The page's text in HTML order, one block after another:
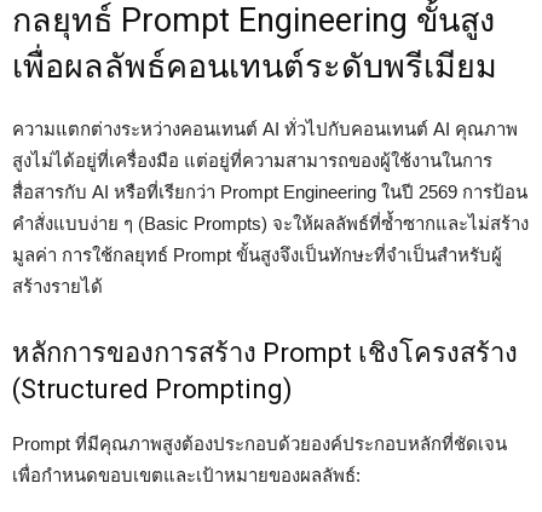
กลยุทธ์ Prompt Engineering ขั้นสูง
เพื่อผลลัพธ์คอนเทนต์ระดับพรีเมียม
ความแตกต่างระหว่างคอนเทนต์ AI ทั่วไปกับคอนเทนต์ AI คุณภาพ
สูงไม่ได้อยู่ที่เครื่องมือ แต่อยู่ที่ความสามารถของผู้ใช้งานในการ
สื่อสารกับ AI หรือที่เรียกว่า Prompt Engineering ในปี 2569 การป้อน
คำสั่งแบบง่าย ๆ (Basic Prompts) จะให้ผลลัพธ์ที่ซ้ำซากและไม่สร้าง
มูลค่า การใช้กลยุทธ์ Prompt ขั้นสูงจึงเป็นทักษะที่จำเป็นสำหรับผู้
สร้างรายได้
หลักการของการสร้าง Prompt เชิงโครงสร้าง
(Structured Prompting)
Prompt ที่มีคุณภาพสูงต้องประกอบด้วยองค์ประกอบหลักที่ชัดเจน
เพื่อกำหนดขอบเขตและเป้าหมายของผลลัพธ์: